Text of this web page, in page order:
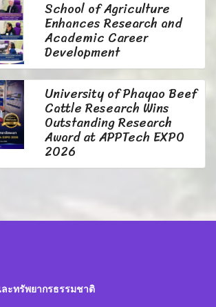
School of Agriculture
Enhances Research and
Academic Career
Development
University of Phayao Beef
Cattle Research Wins
Outstanding Research
Award at APPTech EXPO
2026
ะทรัพยากรธรรมชาติ